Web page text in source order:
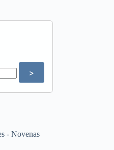
- Novenas